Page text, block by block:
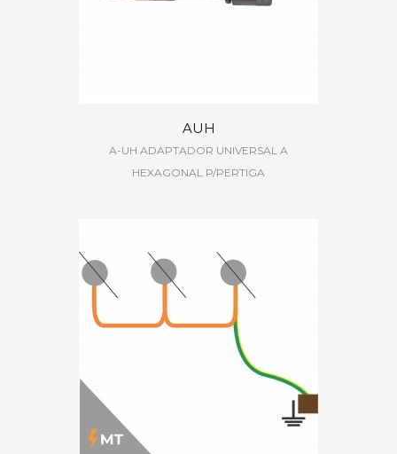
AUH
A-UH ADAPTADOR UNIVERSAL A
HEXAGONAL P/PERTIGA